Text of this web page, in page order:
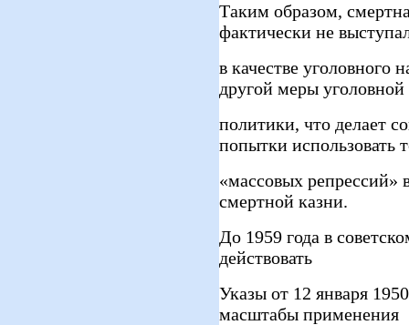
Таким образом,
фактически не
в качестве уголовного
другой меры уголовной
политики, что делает
попытки использовать
«массовых репрессий»
смертной казни.
До 1959 года в
действовать
Указы от 12 января
масштабы применения